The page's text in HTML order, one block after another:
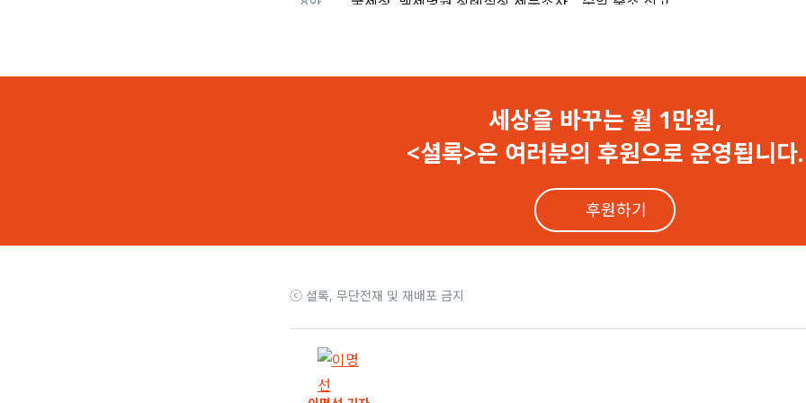
백제병원, 의료법 어기고 ‘음압격리병실’ 설치 안 해
백제병원, 기자에게도 의료비 과다 청구
2화 주치의 조작에 엉터리 처방.. 환자는 ‘질식사’
1화 “나는 백제병원 수술실의 불법 유령이었다”
세상을 바꾸는 월 1만원,
<셜록>은 여러분의 후원으로 운영됩니다.
후원하기
ⓒ 셜록, 무단전재 및 재배포 금지